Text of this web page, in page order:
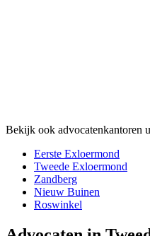
Bekijk ook advocatenkantoren
Eerste Exloermond
Tweede Exloermond
Zandberg
Nieuw Buinen
Roswinkel